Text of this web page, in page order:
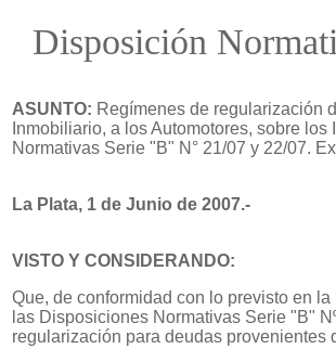
Disposición
ASUNTO: Regímenes de regularización
Inmobiliario, a los Automotores, sobre
Normativas Serie "B" N° 21/07 y 22/07.
La Plata, 1 de Junio de 2007.-
VISTO Y CONSIDERANDO:
Que, de conformidad con lo previsto en
las Disposiciones Normativas Serie "B"
regularización para deudas provenientes